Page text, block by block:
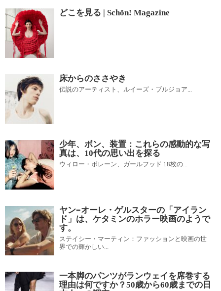
どこを見る | Schön! Magazine
床からのささやき
伝説のアーティスト、ルイーズ・ブルジョア...
少年、ボン、装置：これらの感動的な写
真は、10代の思い出を探る
ウィロー・ボレーン、ガールフッド 18枚の...
ヤン=オーレ・ゲルスターの「アイラン
ド」は、ケタミンのホラー映画のようで
す。
ステイシー・マーティン：ファッションと映画の世
界での輝かしい...
一本脚のパンツがランウェイを席巻する
理由は何ですか？50歳から60歳までの日